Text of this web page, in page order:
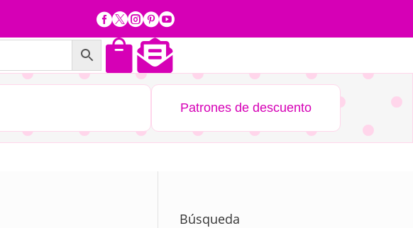


Patrones de descuento
Búsqueda